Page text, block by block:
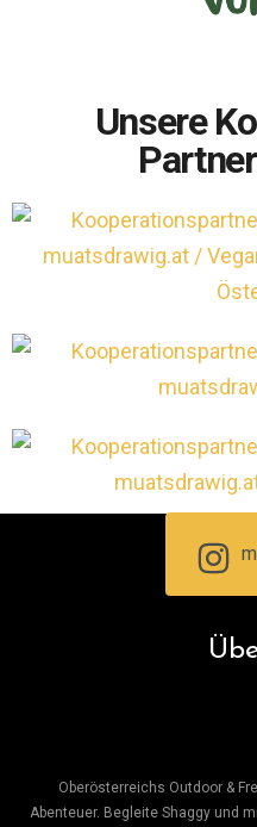
Unsere
Oberösterreichs Outdoor &
Abenteuer. Begleite Shaggy und